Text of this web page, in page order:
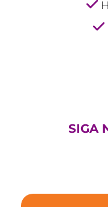
SIGA